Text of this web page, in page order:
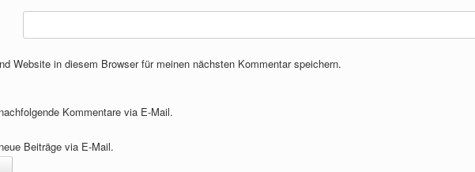
Website in diesem Browser für meinen nächsten Kommentar speichern.
Kommentare via E-Mail.
Beiträge via E-Mail.